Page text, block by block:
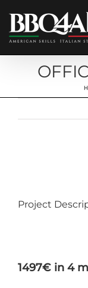
contenuto
Project
1497€ in 4